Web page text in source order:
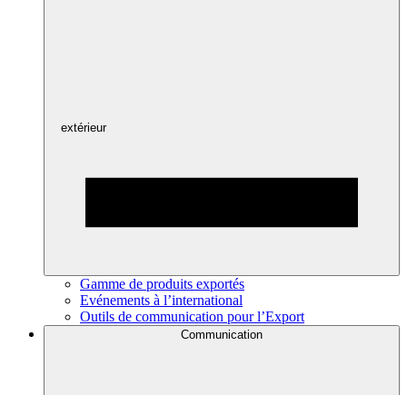
extérieur
Gamme de produits exportés
Evénements à l’international
Outils de communication pour l’Export
Communication